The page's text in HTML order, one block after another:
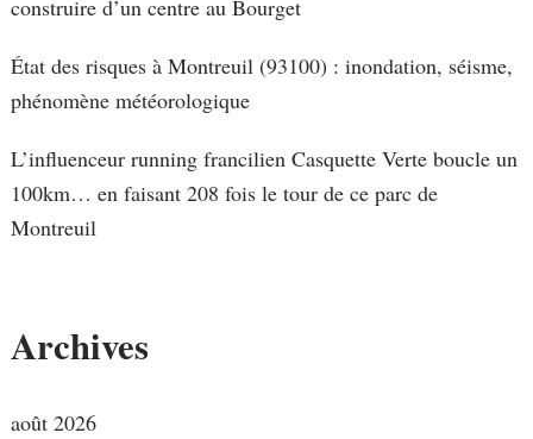
construire d’un centre au Bourget
État des risques à Montreuil (93100) : inondation, séisme,
phénomène météorologique
L’influenceur running francilien Casquette Verte boucle un
100km… en faisant 208 fois le tour de ce parc de
Montreuil
Archives
août 2026